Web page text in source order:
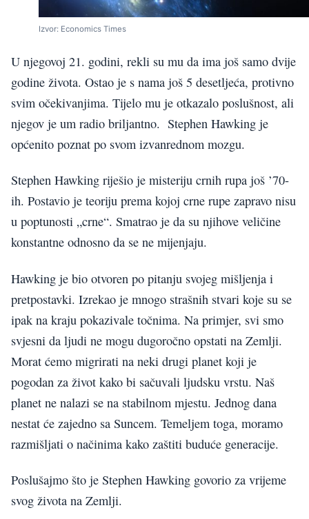
Izvor: Economics Times
U njegovoj 21. godini, rekli su mu da ima još samo dvije
godine života. Ostao je s nama još 5 desetljeća, protivno
svim očekivanjima. Tijelo mu je otkazalo poslušnost, ali
njegov je um radio briljantno. Stephen Hawking je
općenito poznat po svom izvanrednom mozgu.
Stephen Hawking riješio je misteriju crnih rupa još ’70-
ih. Postavio je teoriju prema kojoj crne rupe zapravo nisu
u poptunosti „crne“. Smatrao je da su njihove veličine
konstantne odnosno da se ne mijenjaju.
Hawking je bio otvoren po pitanju svojeg mišljenja i
pretpostavki. Izrekao je mnogo strašnih stvari koje su se
ipak na kraju pokazivale točnima. Na primjer, svi smo
svjesni da ljudi ne mogu dugoročno opstati na Zemlji.
Morat ćemo migrirati na neki drugi planet koji je
pogodan za život kako bi sačuvali ljudsku vrstu. Naš
planet ne nalazi se na stabilnom mjestu. Jednog dana
nestat će zajedno sa Suncem. Temeljem toga, moramo
razmišljati o načinima kako zaštiti buduće generacije.
Poslušajmo što je Stephen Hawking govorio za vrijeme
svog života na Zemlji.